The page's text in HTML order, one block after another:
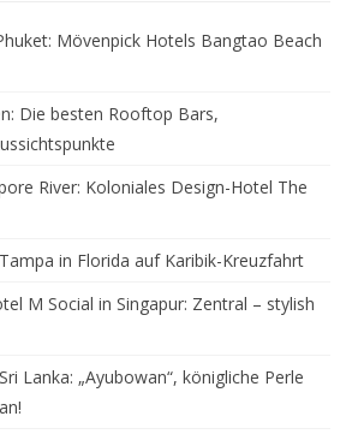
Mövenpick Hotels Bangtao Beach
Die besten Rooftop Bars,
River: Koloniales Design-Hotel The
in Florida auf Karibik-Kreuzfahrt
M Social in Singapur: Zentral – stylish
Lanka: „Ayubowan“, königliche Perle